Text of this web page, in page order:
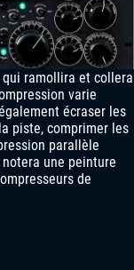
qui ramollira et collera
varie
écraser les
piste, comprimer les
parallèle
une peinture
de